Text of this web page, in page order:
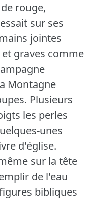
rouge,
sur ses
jointes
graves comme
Montagne
Plusieurs
les perles
unes
d'église.
sur la tête
de l'eau
bibliques